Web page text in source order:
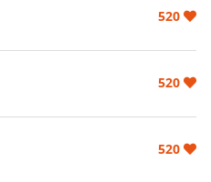
520
520
520